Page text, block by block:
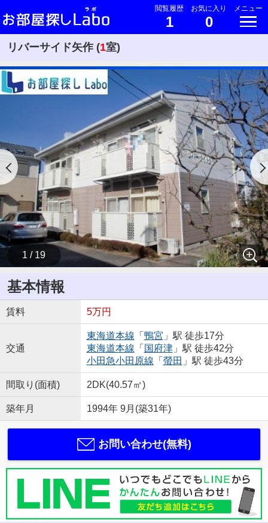
閲覧履歴
1
お気に入り
0
メニュー
リバーサイド矢作 (1室)
1 / 19
基本情報
賃料 5万円
交通
東海道本線 「 鴨宮 」駅 徒歩17分
東海道本線 「 国府津」駅 徒歩42分
小田急小田原線 「 螢田 」駅 徒歩43分
間取り(面積) 2DK(40.57㎡)
築年月 1994年 9月(築31年)
お問い合わせ(無料)